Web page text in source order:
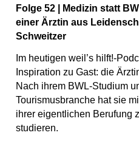
Folge 52 |
Medizin statt
einer Ärztin aus
Schweitzer
Im heutigen weil’s hilft!-
Inspiration zu Gast: die
Nach ihrem BWL-Studium
Tourismusbranche hat sie
ihrer eigentlichen Berufung
studieren.